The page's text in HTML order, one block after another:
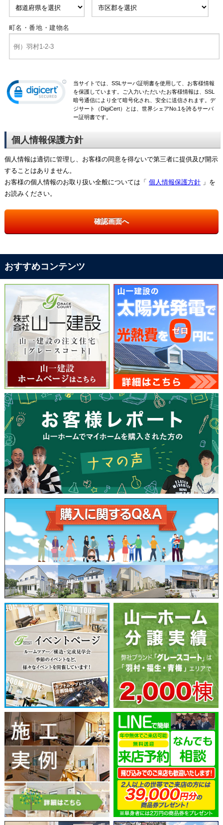
町名・番地・建物名
当サイトでは、SSLサーバ証明書を使用して、お客様情報
を保護しています。ご入力いただいたお客様情報は、SSL
暗号通信により全て暗号化され、安全に送信されます。デ
ジサート（DigiCert）とは、世界シェアNo.1を誇るサーバ
ー証明書です。
個人情報保護方針
個人情報は適切に管理し、お客様の同意を得ないで第三者に提供及び開示
することはありません。
お客様の個人情報のお取り扱い全般については「 個人情報保護方針」を
お読みください。
おすすめコンテンツ